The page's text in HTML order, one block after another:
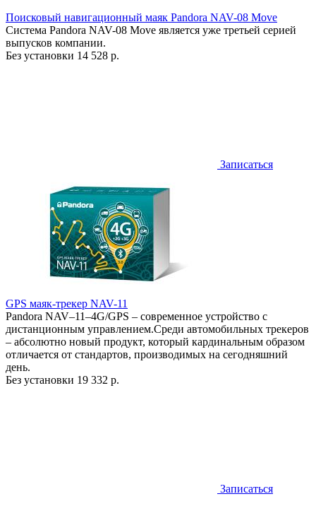
Поисковый навигационный маяк Pandora NAV-08 Move
Система Pandora NAV-08 Move является уже третьей серией
выпусков компании.
Без установки 14 528 р.
Записаться
GPS маяк-трекер NAV-11
Pandora NAV–11–4G/GPS – современное устройство с
дистанционным управлением.Среди автомобильных трекеров
– абсолютно новый продукт, который кардинальным образом
отличается от стандартов, производимых на сегодняшний
день.
Без установки 19 332 р.
Записаться